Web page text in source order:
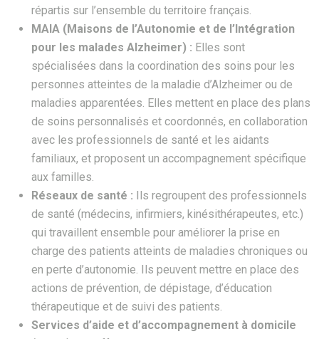
répartis sur l’ensemble du territoire français.
MAIA (Maisons de l’Autonomie et de l’Intégration
pour les malades Alzheimer) : Elles sont
spécialisées dans la coordination des soins pour les
personnes atteintes de la maladie d’Alzheimer ou de
maladies apparentées. Elles mettent en place des plans
de soins personnalisés et coordonnés, en collaboration
avec les professionnels de santé et les aidants
familiaux, et proposent un accompagnement spécifique
aux familles.
Réseaux de santé :
Ils regroupent des professionnels
de santé (médecins, infirmiers, kinésithérapeutes, etc.)
qui travaillent ensemble pour améliorer la prise en
charge des patients atteints de maladies chroniques ou
en perte d’autonomie. Ils peuvent mettre en place des
actions de prévention, de dépistage, d’éducation
thérapeutique et de suivi des patients.
Services d’aide et d’accompagnement à domicile